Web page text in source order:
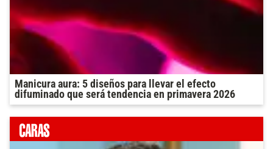
Manicura aura: 5 diseños para llevar el efecto
difuminado que será tendencia en primavera 2026